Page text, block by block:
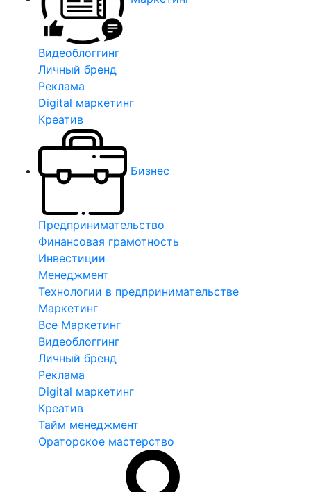
Видеоблоггинг
Личный бренд
Реклама
Digital маркетинг
Креатив
Бизнес
Предпринимательство
Финансовая грамотность
Инвестиции
Менеджмент
Технологии в предпринимательстве
Маркетинг
Все Маркетинг
Видеоблоггинг
Личный бренд
Реклама
Digital маркетинг
Креатив
Тайм менеджмент
Ораторское мастерство